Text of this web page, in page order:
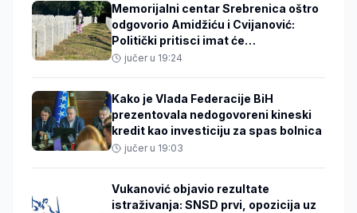
Memorijalni centar Srebrenica oštro
odgovorio Amidžiću i Cvijanović:
Politički pritisci imat će
međunarodne posljedice
jučer u 19:24
Kako je Vlada Federacije BiH
prezentovala nedogovoreni kineski
kredit kao investiciju za spas bolnica
jučer u 19:03
Vukanović objavio rezultate
istraživanja: SNSD prvi, opozicija uz